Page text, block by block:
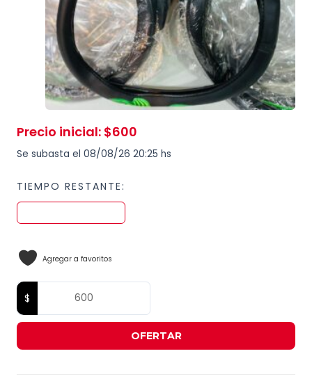
Precio inicial: $600
Se subasta el 08/08/26 20:25 hs
TIEMPO RESTANTE:
Agregar a favoritos
OFERTAR